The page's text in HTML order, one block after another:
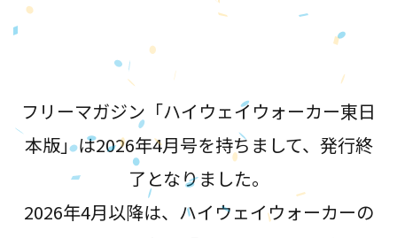
フリーマガジン「ハイウェイウォーカー東日
本版」は2026年4月号を持ちまして、発行終
了となりました。
2026年4月以降は、ハイウェイウォーカーの